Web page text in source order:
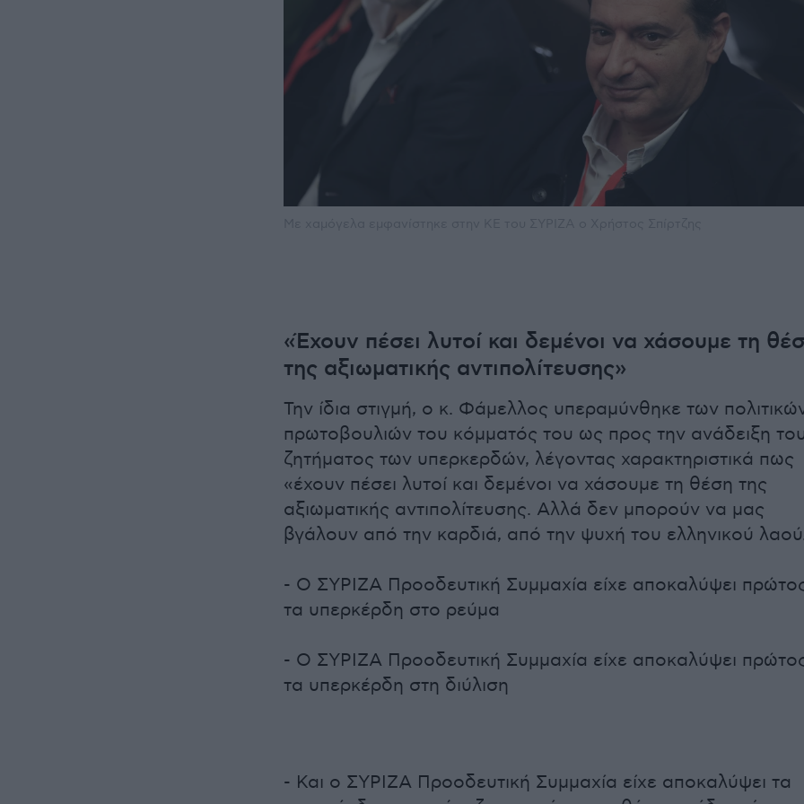
«Έχουν πέσει λυτοί και δεμένοι να χάσουμε τη
της αξιωματικής αντιπολίτευσης»
Την ίδια στιγμή, ο κ. Φάμελλος υπεραμύνθηκε των
πρωτοβουλιών του κόμματός του ως προς την ανάδειξη
ζητήματος των υπερκερδών, λέγοντας χαρακτηριστικά πως
«έχουν πέσει λυτοί και δεμένοι να χάσουμε τη θέση της
αξιωματικής αντιπολίτευσης. Αλλά δεν μπορούν να μας
βγάλουν από την καρδιά, από την ψυχή του ελληνικού
- Ο ΣΥΡΙΖΑ Προοδευτική Συμμαχία είχε αποκαλύψει
τα υπερκέρδη στο ρεύμα
- Ο ΣΥΡΙΖΑ Προοδευτική Συμμαχία είχε αποκαλύψει
τα υπερκέρδη στη διύλιση
- Και ο ΣΥΡΙΖΑ Προοδευτική Συμμαχία είχε αποκαλύψει τα